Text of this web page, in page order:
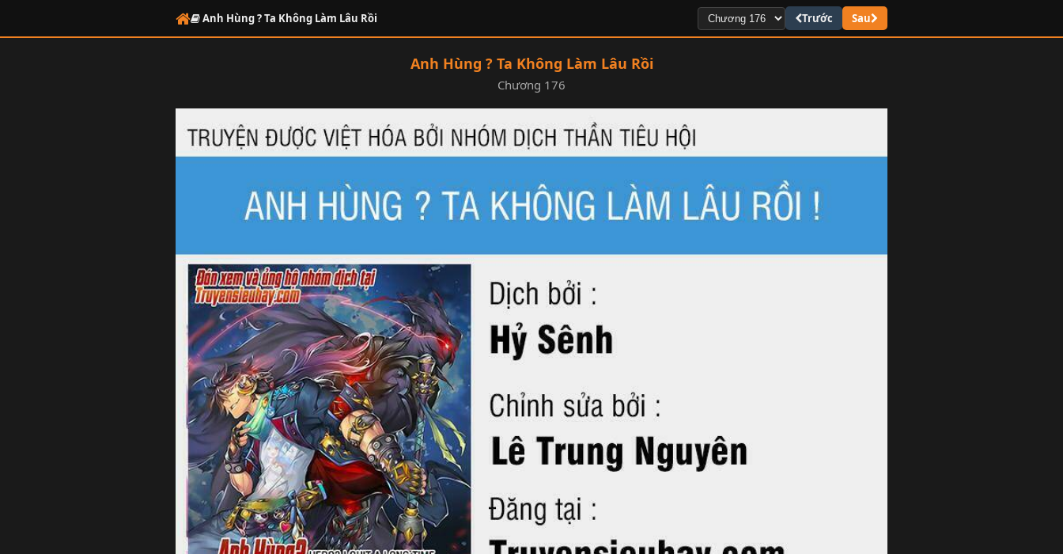
Anh Hùng ? Ta Không Làm Lâu Rồi Trước Sau
Anh Hùng ? Ta Không Làm Lâu Rồi
Chương 176